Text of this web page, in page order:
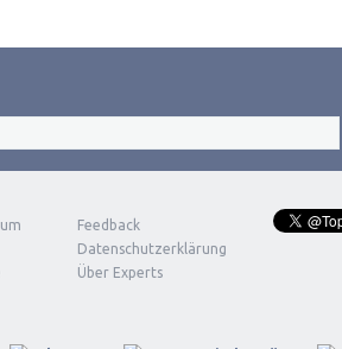
Feedback
Datenschutzerklärung
Über Experts